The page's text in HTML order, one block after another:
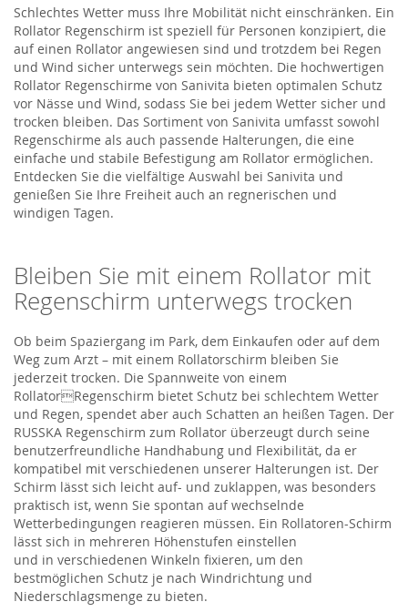
Schlechtes Wetter muss Ihre Mobilität nicht einschränken. Ein
Rollator Regenschirm ist speziell für Personen konzipiert, die
auf einen Rollator angewiesen sind und trotzdem bei Regen
und Wind sicher unterwegs sein möchten. Die hochwertigen
Rollator Regenschirme von Sanivita bieten optimalen Schutz
vor Nässe und Wind, sodass Sie bei jedem Wetter sicher und
trocken bleiben. Das Sortiment von Sanivita umfasst sowohl
Regenschirme als auch passende Halterungen, die eine
einfache und stabile Befestigung am Rollator ermöglichen.
Entdecken Sie die vielfältige Auswahl bei Sanivita und
genießen Sie Ihre Freiheit auch an regnerischen und
windigen Tagen.
Bleiben Sie mit einem Rollator mit
Regenschirm unterwegs trocken
Ob beim Spaziergang im Park, dem Einkaufen oder auf dem
Weg zum Arzt – mit einem Rollatorschirm bleiben Sie
jederzeit trocken. Die Spannweite von einem
RollatorRegenschirm bietet Schutz bei schlechtem Wetter
und Regen, spendet aber auch Schatten an heißen Tagen. Der
RUSSKA Regenschirm zum Rollator überzeugt durch seine
benutzerfreundliche Handhabung und Flexibilität, da er
kompatibel mit verschiedenen unserer Halterungen ist. Der
Schirm lässt sich leicht auf- und zuklappen, was besonders
praktisch ist, wenn Sie spontan auf wechselnde
Wetterbedingungen reagieren müssen. Ein Rollatoren-Schirm
lässt sich in mehreren Höhenstufen einstellen
und in verschiedenen Winkeln fixieren, um den
bestmöglichen Schutz je nach Windrichtung und
Niederschlagsmenge zu bieten.